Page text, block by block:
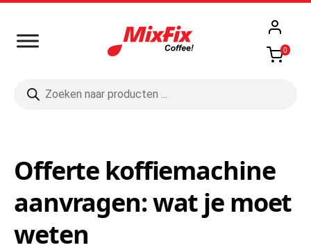
0
zoeken
Offerte koffiemachine
aanvragen: wat je moet
weten